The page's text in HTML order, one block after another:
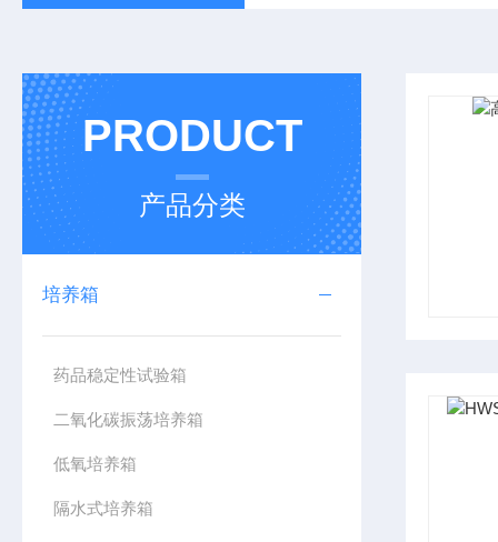
PRODUCT
产品分类
培养箱
药品稳定性试验箱
二氧化碳振荡培养箱
低氧培养箱
隔水式培养箱